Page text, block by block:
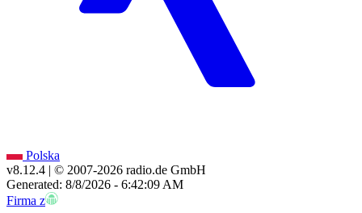
Polska
v8.12.4 | © 2007-2026 radio.de GmbH
Generated: 8/8/2026 - 6:42:09 AM
Firma z